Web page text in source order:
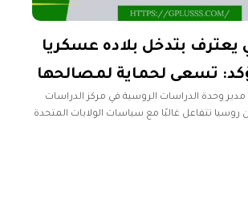
بتدخل بلاده عسكريا
تسعى لحماية لمصالحها
مدير وحدة الدراسات الروسية في مركز الدراسات
أن روسيا تتفاعل غالبًا مع سياسات الولايات المتحدة
وأضاف بريجع خلال تصريحات تلفزيونية